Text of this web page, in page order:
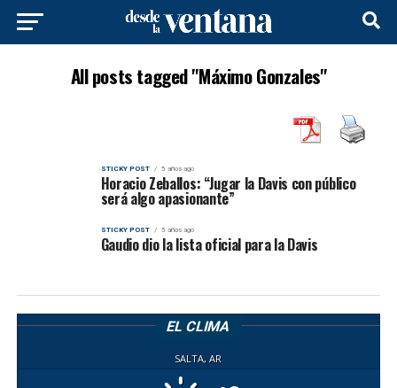
All posts tagged "Máximo Gonzales"
STICKY POST 5 años ago
Horacio Zeballos: “Jugar la Davis con público
será algo apasionante”
STICKY POST 5 años ago
Gaudio dio la lista oficial para la Davis
EL CLIMA
SALTA, AR